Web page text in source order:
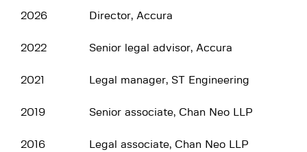
2026 Director, Accura
2022 Senior legal advisor, Accura
2021 Legal manager, ST Engineering
2019 Senior associate, Chan Neo LLP
2016 Legal associate, Chan Neo LLP